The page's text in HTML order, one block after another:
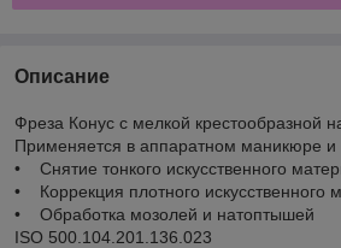
Описание
Фреза Конус с мелкой крестообразной
Применяется в аппаратном маникюре и
• Снятие тонкого искусственного
• Коррекция плотного искусственного
• Обработка мозолей и натоптышей
ISO 500.104.201.136.023